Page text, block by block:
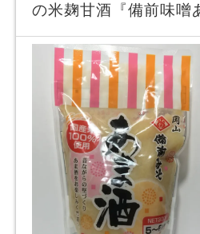
の米麹甘酒『備前味噌